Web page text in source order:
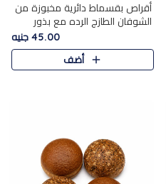
أقراص بقسماط دائرية مخبوزة من
الشوفان الطازج الرده مع بذور
مختارة. قرمشة الحبوب والبذور،
بداية صحية لكل صباح.
45.00 جنيه
أضف